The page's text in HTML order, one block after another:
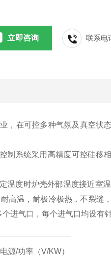
立即咨询 联系电
，在可控多种气氛及真空状
制系统采用高精度可控硅移
温度时炉壳外部温度接近室
高温，耐极冷极热，不裂缝
进气口，每个进气口均设有
源/功率（V/KW）